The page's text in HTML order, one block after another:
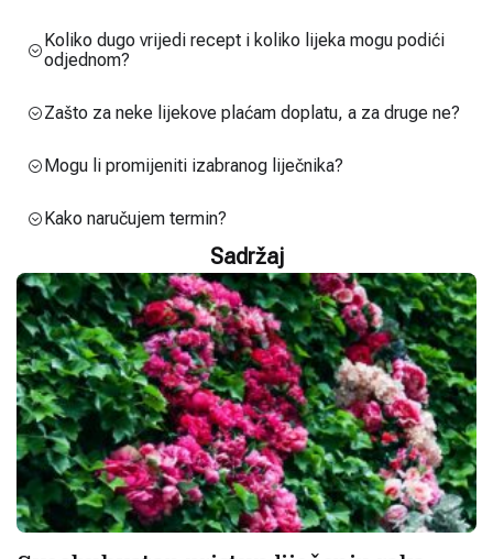
Koliko dugo vrijedi recept i koliko lijeka mogu podići
odjednom?
Zašto za neke lijekove plaćam doplatu, a za druge ne?
Mogu li promijeniti izabranog liječnika?
Kako naručujem termin?
Sadržaj